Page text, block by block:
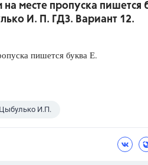
месте пропуска пишется
И. П. ГДЗ. Вариант 12.
пишется буква Е.
Цыбулько И.П.